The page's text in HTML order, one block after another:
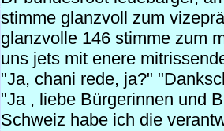
stimme glanzvoll zum
glanzvolle 146 stimme zum
uns jets mit enere
"Ja, chani rede, ja?"
"Ja , liebe Bürgerinnen und
Schweiz habe ich die